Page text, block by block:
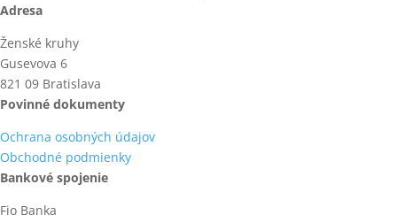
Adresa
Ženské kruhy
Gusevova 6
821 09 Bratislava
Povinné dokumenty
Ochrana osobných údajov
Obchodné podmienky
Bankové spojenie
Fio Banka